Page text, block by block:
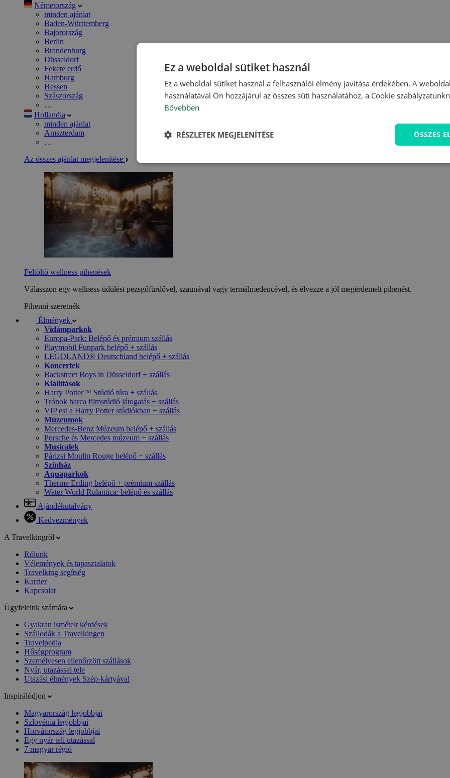
Németország
minden ajánlat
Baden-Württemberg
Bajorország
Berlin
Brandenburg
Düsseldorf
Fekete erdő
Hamburg
Hessen
Szászország
…
Hollandia
minden ajánlat
Amszterdam
…
Az összes ajánlat megjelenítése
Feltöltő wellness pihenések
Válasszon egy wellness-üdülést pezsgőfürdővel, szaunával vagy termálmedencével, és élvezze a jól megérdemelt pihenést.
Pihenni szeretnék
Élmények
Vidámparkok
Europa-Park: Belépő és prémium szállás
Playmobil Funpark belépő + szállás
LEGOLAND® Deutschland belépő + szállás
Koncertek
Backstreet Boys in Düsseldorf + szállás
Kiállítások
Harry Potter™ Stúdió túra + szállás
Trónok harca filmstúdió látogatás + szállás
VIP est a Harry Potter stúdiókban + szállás
Múzeumok
Mercedes-Benz Múzeum belépő + szállás
Porsche és Mercedes múzeum + szállás
Musicalek
Párizsi Moulin Rouge belépő + szállás
Színház
Aquaparkok
Therme Erding belépő + prémium szállás
Water World Rulantica: belépő és szállás
Ajándékutalvány
Kedvezmények
A Travelkingről
Rólunk
Vélemények és tapasztalatok
Travelking segítség
Karrier
Kapcsolat
Ügyfeleink számára
Gyakran ismételt kérdések
Szállodák a Travelkingen
Travelpedia
Hűségprogram
Személyesen ellenőrzött szállások
Nyár, utazással tele
Utazási élmények Szép-kártyával
Inspirálódjon
Magyarország legjobbjai
Szlovénia legjobbjai
Horvátország legjobbjai
Egy nyár teli utazással
7 magyar régió
Ez a weboldal sütiket használ
Ez a weboldal sütiket használ a felhasználói élmény javítása érdekében. A
használatával Ön hozzájárul az összes süti használatához, a Cookie
Bővebben
ÖSSZES
RÉSZLETEK MEGJELENÍTÉSE